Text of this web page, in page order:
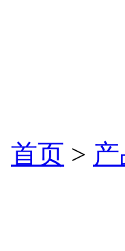
首页 >